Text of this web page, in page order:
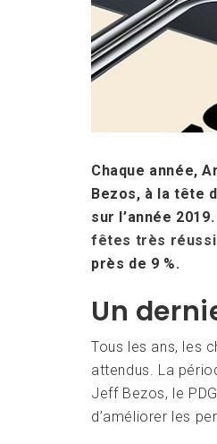
Chaque année,
Bezos, à la tête
sur l’année 2019.
fêtes très
près de 9 %.
Un
Tous les ans, les
attendus. La
Jeff Bezos, le
d’améliorer les